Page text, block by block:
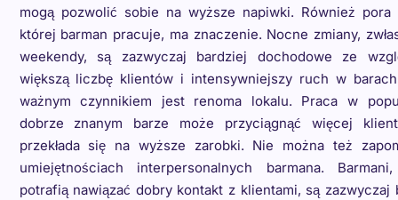
mogą pozwolić sobie na wyższe napiwki. Również pora
której barman pracuje, ma znaczenie. Nocne zmiany,
weekendy, są zazwyczaj bardziej dochodowe ze
większą liczbę klientów i intensywniejszy ruch w
ważnym czynnikiem jest renoma lokalu. Praca w
dobrze znanym barze może przyciągnąć więcej
przekłada się na wyższe zarobki. Nie można też
umiejętnościach interpersonalnych barmana.
potrafią nawiązać dobry kontakt z klientami, są zazwyczaj